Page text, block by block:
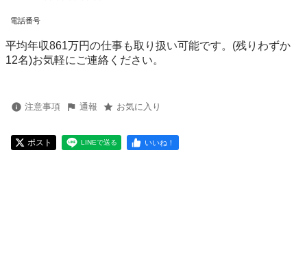
電話番号
平均年収861万円の仕事も取り扱い可能です。(残りわずか
12名)お気軽にご連絡ください。
注意事項 通報 お気に入り
ポスト LINEで送る いいね！